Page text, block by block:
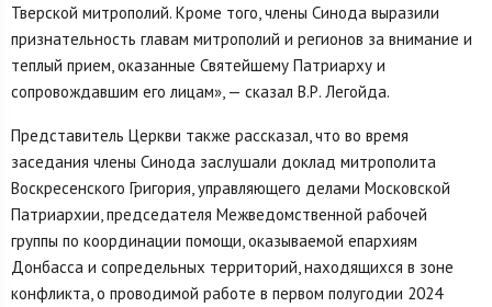
Тверской митрополий. Кроме того, члены Синода выразили
признательность главам митрополий и регионов за внимание и
теплый прием, оказанные Святейшему Патриарху и
сопровождавшим его лицам», — сказал В.Р. Легойда.
Представитель Церкви также рассказал, что во время
заседания члены Синода заслушали доклад митрополита
Воскресенского Григория, управляющего делами Московской
Патриархии, председателя Межведомственной рабочей
группы по координации помощи, оказываемой епархиям
Донбасса и сопредельных территорий, находящихся в зоне
конфликта, о проводимой работе в первом полугодии 2024